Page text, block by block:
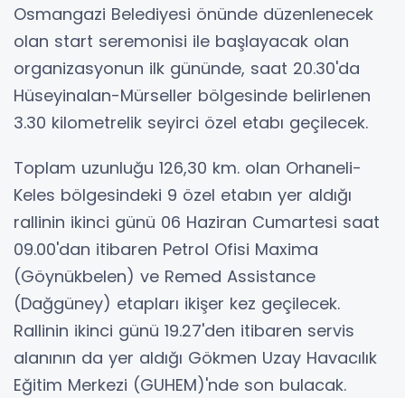
Osmangazi Belediyesi önünde düzenlenecek
olan start seremonisi ile başlayacak olan
organizasyonun ilk gününde, saat 20.30'da
Hüseyinalan-Mürseller bölgesinde belirlenen
3.30 kilometrelik seyirci özel etabı geçilecek.
Toplam uzunluğu 126,30 km. olan Orhaneli-
Keles bölgesindeki 9 özel etabın yer aldığı
rallinin ikinci günü 06 Haziran Cumartesi saat
09.00'dan itibaren Petrol Ofisi Maxima
(Göynükbelen) ve Remed Assistance
(Dağgüney) etapları ikişer kez geçilecek.
Rallinin ikinci günü 19.27'den itibaren servis
alanının da yer aldığı Gökmen Uzay Havacılık
Eğitim Merkezi (GUHEM)'nde son bulacak.